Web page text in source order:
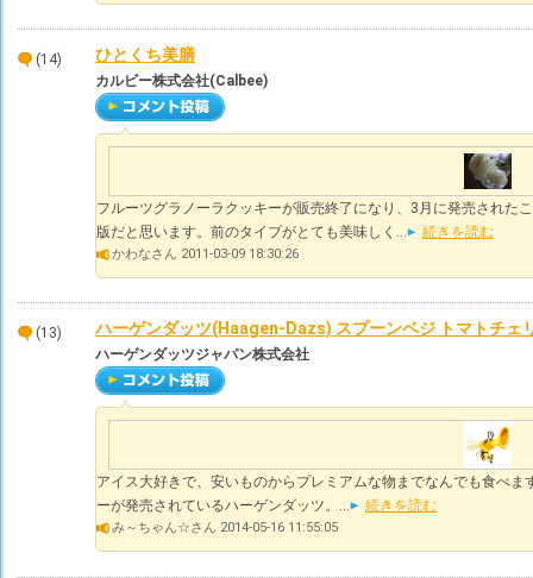
(14) ひとくち美膳
カルビー株式会社(Calbee)
フルーツグラノーラクッキーが販売終了になり、3月に発売された
版だと思います。前のタイプがとても美味しく...
続きを読む
かわなさん 2011-03-09 18:30:26
(13) ハーゲンダッツ(Haagen-Dazs) スプーンベジ トマトチェ
ハーゲンダッツジャパン株式会社
アイス大好きで、安いものからプレミアムな物までなんでも食べ
ーが発売されているハーゲンダッツ。...
続きを読む
み～ちゃん☆さん 2014-05-16 11:55:05